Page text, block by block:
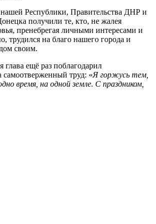
Республики, Правительства ДНР и
получили те, кто, не жалея
пренебрегая личными интересами и
трудился на благо нашего города и
своим.
глава ещё раз поблагодарил
самоотверженный труд: «Я горжусь тем,
время, на одной земле. С праздником,